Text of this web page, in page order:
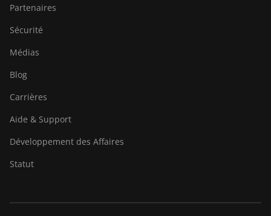
Partenaires
Sécurité
Médias
Blog
Carrières
Aide & Support
Développement des Affaires
Statut